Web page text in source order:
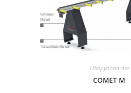
Оборудование
COMET M